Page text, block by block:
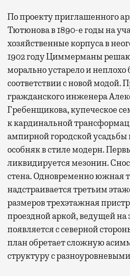
По проекту приглашенного
Тютюнова в 1890-е годы на
хозяйственные корпуса в
1902 году Циммерманы
морально устарело и неплохо
соответствии с новой модой.
гражданского инженера
Гребенщикова, купеческое
к кардинальной
ампирной городской усадьбы
особняк в стиле модерн.
ликвидируется мезонин.
стена. Одновременно южная
надстраивается третьим
размеров трехэтажная
проездной аркой, ведущей на
появляется с северной
план обретает сложную
структуру с